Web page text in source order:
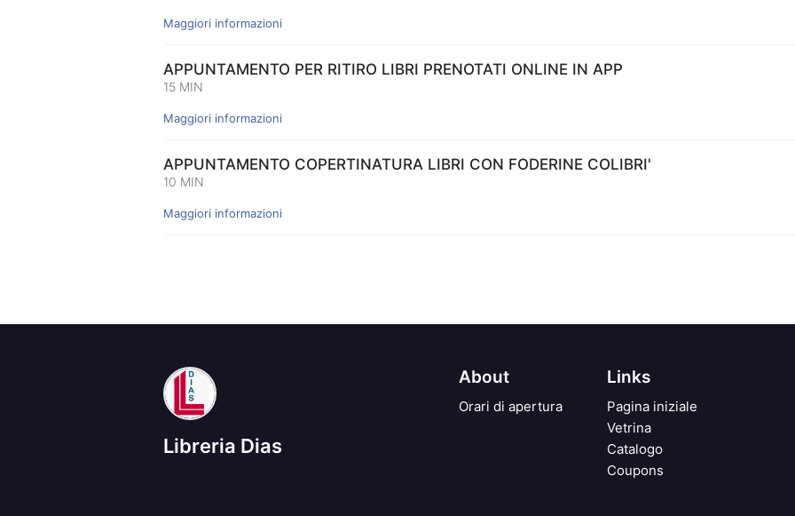
Maggiori informazioni
APPUNTAMENTO PER RITIRO LIBRI PRENOTATI ONLINE IN APP
15 MIN
Maggiori informazioni
APPUNTAMENTO COPERTINATURA LIBRI CON FODERINE COLIBRI'
10 MIN
Maggiori informazioni
Libreria Dias
About
Orari di apertura
Links
Pagina iniziale
Vetrina
Catalogo
Coupons